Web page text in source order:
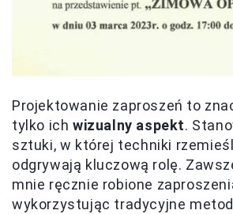
Projektowanie zaproszeń to
tylko ich wizualny aspekt.
sztuki, w której techniki
odgrywają kluczową rolę.
mnie ręcznie robione
wykorzystując tradycyjne